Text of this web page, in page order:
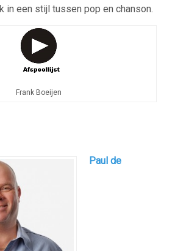
in een stijl tussen pop en chanson.
Frank Boeijen
Paul de